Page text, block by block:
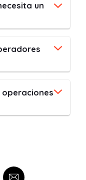
un
operaciones